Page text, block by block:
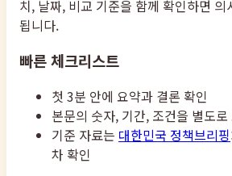
치, 날짜, 비교 기준을 함께 확인하면 의
됩니다.
빠른 체크리스트
첫 3분 안에 요약과 결론 확인
본문의 숫자, 기간, 조건을 별도로
기준 자료는 대한민국 정책브리핑
차 확인